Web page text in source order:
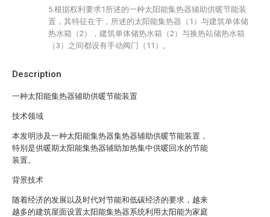
Description
一种太阳能集热器辅助供暖节能装置
技术领域
本发明涉及一种太阳能集热器集热器辅助供暖节能装置，
特别是供暖期太阳能集热器辅助加热集中供暖回水的节能
装置。
背景技术
随着经济的发展以及时代对节能和低碳经济的要求，越来
越多的建筑屋面设置太阳能集热器系统利用太阳能为家庭
5.根据权利要求1所述的一种太阳能集热器辅助供暖节能装
置，其特征在于，所述的太阳能集热器（1）与建筑单体储
热水箱（2），建筑单体储热水箱（2）与换热站储热水箱
（3）之间都设有手动阀门（11）。